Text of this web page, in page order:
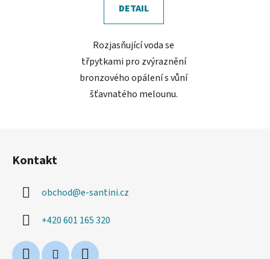
DETAIL
Rozjasňující voda se
třpytkami pro zvýraznění
bronzového opálení s vůní
šťavnatého melounu.
Kontakt
obchod@e-santini.cz
+420 601 165 320